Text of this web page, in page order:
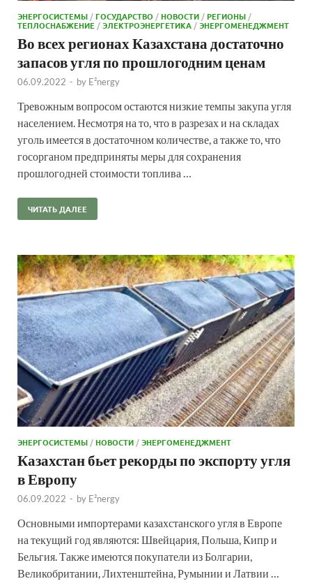
ЭНЕРГОСИСТЕМЫ/ГОСУДАРСТВО /НОВОСТИ/РЕГИОНЫ/
ТЕПЛОСНАБЖЕНИЕ/ЭЛЕКТРОЭНЕРГЕТИКА/ЭНЕРГОМЕНЕДЖМЕНТ
Во всех регионах Казахстана достаточно
запасов угля по прошлогодним ценам
06.09.2022 - by E²nergy
Тревожным вопросом остаются низкие темпы закупа угля
населением. Несмотря на то, что в разрезах и на складах
уголь имеется в достаточном количестве, а также то, что
госорганом предприняты меры для сохранения
прошлогодней стоимости топлива …
ЧИТАТЬ ДАЛЕЕ
ЭНЕРГОСИСТЕМЫ/НОВОСТИ/ЭНЕРГОМЕНЕДЖМЕНТ
Казахстан бьет рекорды по экспорту угля
в Европу
06.09.2022 - by E²nergy
Основными импортерами казахстанского угля в Европе
на текущий год являются: Швейцария, Польша, Кипр и
Бельгия. Также имеются покупатели из Болгарии,
Великобритании, Лихтенштейна, Румынии и Латвии …